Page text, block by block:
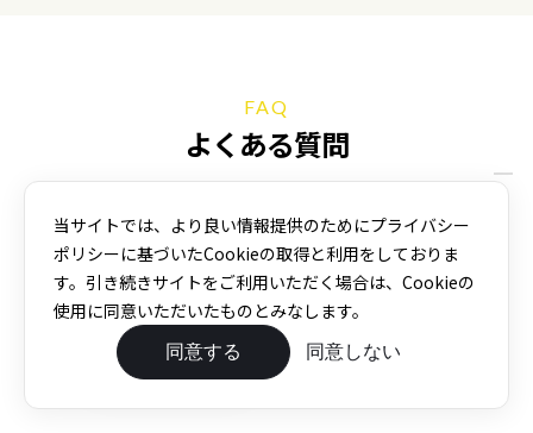
FAQ
よくある質問
られるご質問と、その回答をまとめています。お探しの情報
が見つからない場合は、お気軽にお問い合わせください。
ユーザー様 Sta.オーナー様
月額
当サイトでは、より良い情報提供のためにプライバシー
ポリシーに基づいたCookieの取得と利用をしておりま
す。引き続きサイトをご利用いただく場合は、Cookieの
使用に同意いただいたものとみなします。
同意する 同意しない